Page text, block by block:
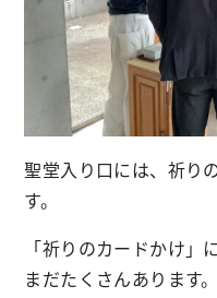
聖堂入り口には、祈り
す。
「祈りのカードかけ
まだたくさんあります。